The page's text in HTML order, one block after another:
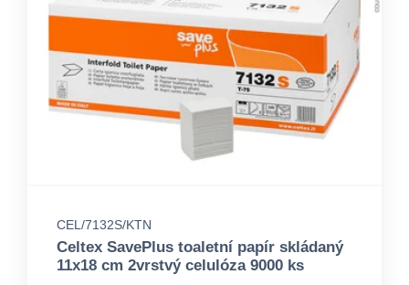
CEL/7132S/KTN
Celtex SavePlus toaletní papír skládaný
11x18 cm 2vrstvý celulóza 9000 ks